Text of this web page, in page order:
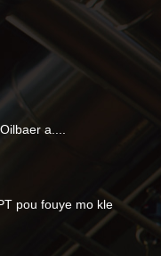
a....
pou fouye mo kle